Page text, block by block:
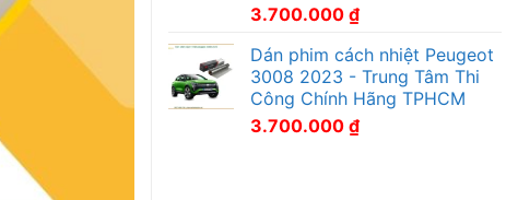
3.700.000 ₫
Dán phim cách nhiệt Peugeot
3008 2023 - Trung Tâm Thi
Công Chính Hãng TPHCM
3.700.000 ₫